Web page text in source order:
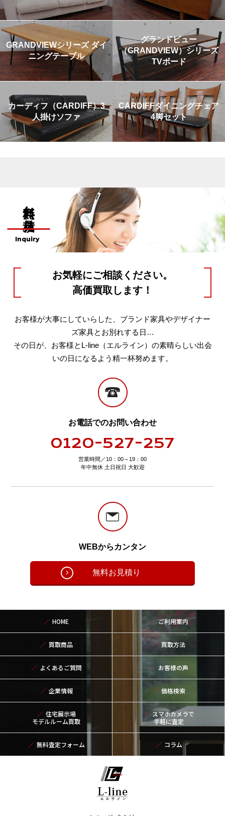
GRANDVIEWシリーズ ダイ
ニングテーブル
グランドビュー
（GRANDVIEW）シリーズ
TVボード
カーディフ（CARDIFF）3
人掛けソファ
CARDIFFダイニングチェア
4脚セット
無料お見積り
Inquiry
お気軽にご相談ください。
高価買取します！
お客様が大事にしていらした、ブランド家具やデザイナー
ズ家具とお別れする日…
その日が、お客様とL-line（エルライン）の素晴らしい出会
いの日になるよう精一杯努めます。
お電話でのお問い合わせ
0120-527-257
営業時間／10：00～19：00
年中無休 土日祝日 大歓迎
WEBからカンタン
無料お見積り
HOME ご利用案内
買取商品 買取方法
よくあるご質問 お客様の声
企業情報 価格検索
住宅展示場
モデルルーム買取
スマホカメラで
手軽に査定
無料査定フォーム コラム